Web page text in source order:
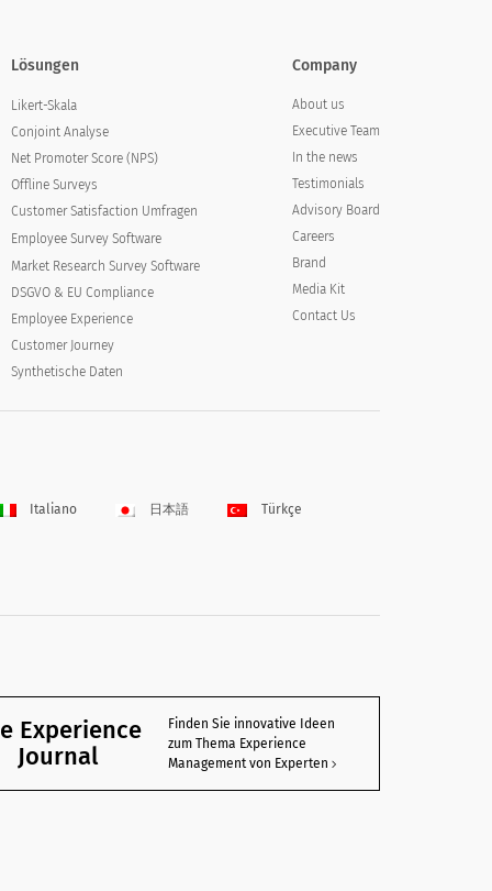
Lösungen
Likert-Skala
Conjoint Analyse
Net Promoter Score (NPS)
Offline Surveys
Customer Satisfaction Umfragen
Employee Survey Software
Market Research Survey Software
DSGVO & EU Compliance
Employee Experience
Customer Journey
Synthetische Daten
Company
About us
Executive Team
In the news
Testimonials
Advisory Board
Careers
Brand
Media Kit
Contact Us
Italiano 日本語 Türkçe
Experience
Journal
Finden Sie innovative Ideen
zum Thema Experience
Management von Experten